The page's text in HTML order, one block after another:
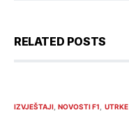
RELATED POSTS
IZVJEŠTAJI NOVOSTI F1 UTRKE